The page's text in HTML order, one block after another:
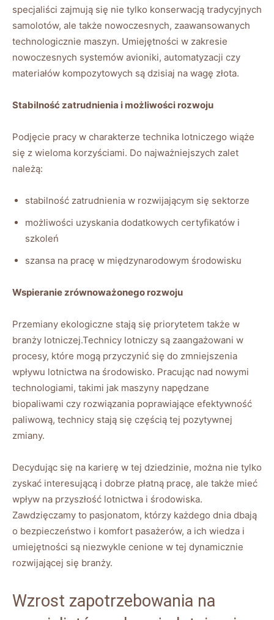
specjaliści zajmują się nie tylko konserwacją tradycyjnych
samolotów, ale także nowoczesnych, zaawansowanych
technologicznie maszyn. Umiejętności w zakresie
nowoczesnych systemów avioniki, automatyzacji czy
materiałów kompozytowych są dzisiaj na wagę złota.
Stabilność zatrudnienia i możliwości rozwoju
Podjęcie pracy w charakterze technika lotniczego wiąże
się z wieloma korzyściami. Do najważniejszych zalet
należą:
stabilność zatrudnienia w rozwijającym się sektorze
możliwości uzyskania dodatkowych certyfikatów i
szkoleń
szansa na pracę w międzynarodowym środowisku
Wspieranie zrównoważonego rozwoju
Przemiany ekologiczne stają się priorytetem także w
branży lotniczej.Technicy lotniczy są zaangażowani w
procesy, które mogą przyczynić się do zmniejszenia
wpływu lotnictwa na środowisko. Pracując nad nowymi
technologiami, takimi jak maszyny napędzane
biopaliwami czy rozwiązania poprawiające efektywność
paliwową, technicy stają się częścią tej pozytywnej
zmiany.
Decydując się na karierę w tej dziedzinie, można nie tylko
zyskać interesującą i dobrze płatną pracę, ale także mieć
wpływ na przyszłość lotnictwa i środowiska.
Zawdzięczamy to pasjonatom, którzy każdego dnia dbają
o bezpieczeństwo i komfort pasażerów, a ich wiedza i
umiejętności są niezwykle cenione w tej dynamicznie
rozwijającej się branży.
Wzrost zapotrzebowania na